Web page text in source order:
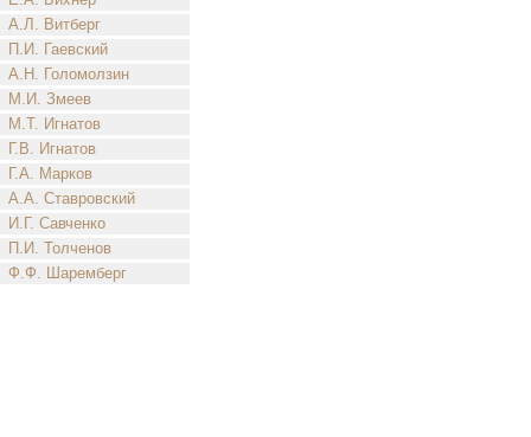
А.Л. Витберг
П.И. Гаевский
А.Н. Голомолзин
М.И. Змеев
М.Т. Игнатов
Г.В. Игнатов
Г.А. Марков
А.А. Ставровский
И.Г. Савченко
П.И. Толченов
Ф.Ф. Шаремберг